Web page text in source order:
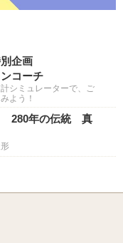
企画
コーチ
シミュレーターで、ご
よう！
280年の伝統 真